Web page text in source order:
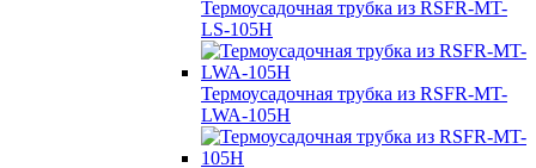
Термоусадочная трубка из RSFR-MT-
LS-105H
Термоусадочная трубка из RSFR-MT-
LWA-105H